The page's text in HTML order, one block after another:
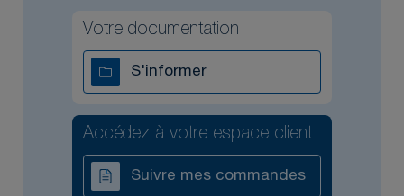
Votre documentation
S'informer
Accédez à votre espace client
Suivre mes commandes